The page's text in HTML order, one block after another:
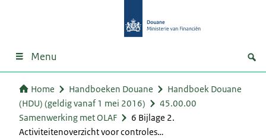
Menu
Home Handboeken Douane
Handboek Douane
(HDU) (geldig vanaf 1 mei 2016)
45.00.00
Samenwerking met OLAF
6 Bijlage 2.
Activiteitenoverzicht voor controles…